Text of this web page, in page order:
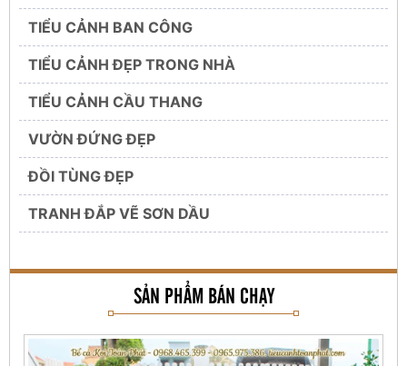
TIỂU CẢNH BAN CÔNG
TIỂU CẢNH ĐẸP TRONG NHÀ
TIỂU CẢNH CẦU THANG
VƯỜN ĐỨNG ĐẸP
ĐỒI TÙNG ĐẸP
TRANH ĐẮP VẼ SƠN DẦU
SẢN PHẨM BÁN CHẠY